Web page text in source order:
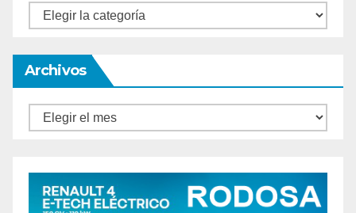
Categorías
Archivos
Archivos